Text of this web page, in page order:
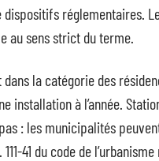
réglementaires.
au sens strict du terme.
dans la catégorie des
installation à l’année.
: les municipalités
111-41 du code de